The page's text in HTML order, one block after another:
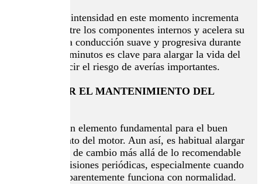
Acelerar con intensidad en este momento incrementa
la fricción entre los componentes internos y acelera su
desgaste. Una conducción suave y progresiva durante
los primeros minutos es clave para alargar la vida del
motor y reducir el riesgo de averías importantes.
DESCUIDAR EL MANTENIMIENTO DEL
El aceite es un elemento fundamental para el buen
funcionamiento del motor. Aun así, es habitual alargar
los intervalos de cambio más allá de lo recomendable
o retrasar revisiones periódicas, especialmente cuando
el vehículo aparentemente funciona con normalidad.